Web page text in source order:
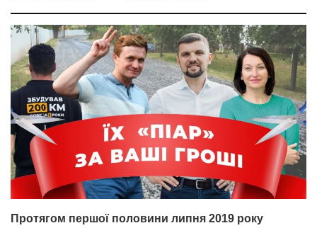
Протягом першої половини липня 2019 року